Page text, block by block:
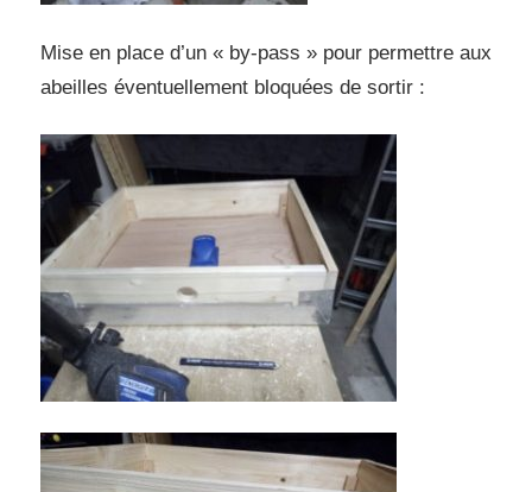
Mise en place d’un « by-pass » pour permettre aux
abeilles éventuellement bloquées de sortir :